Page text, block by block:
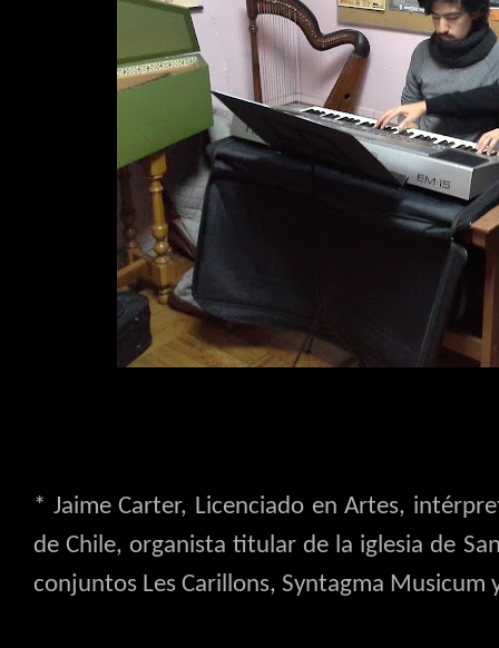
* Jaime Carter, Licenciado en Artes,
de Chile, organista titular de la iglesia de
conjuntos Les Carillons, Syntagma Musicum